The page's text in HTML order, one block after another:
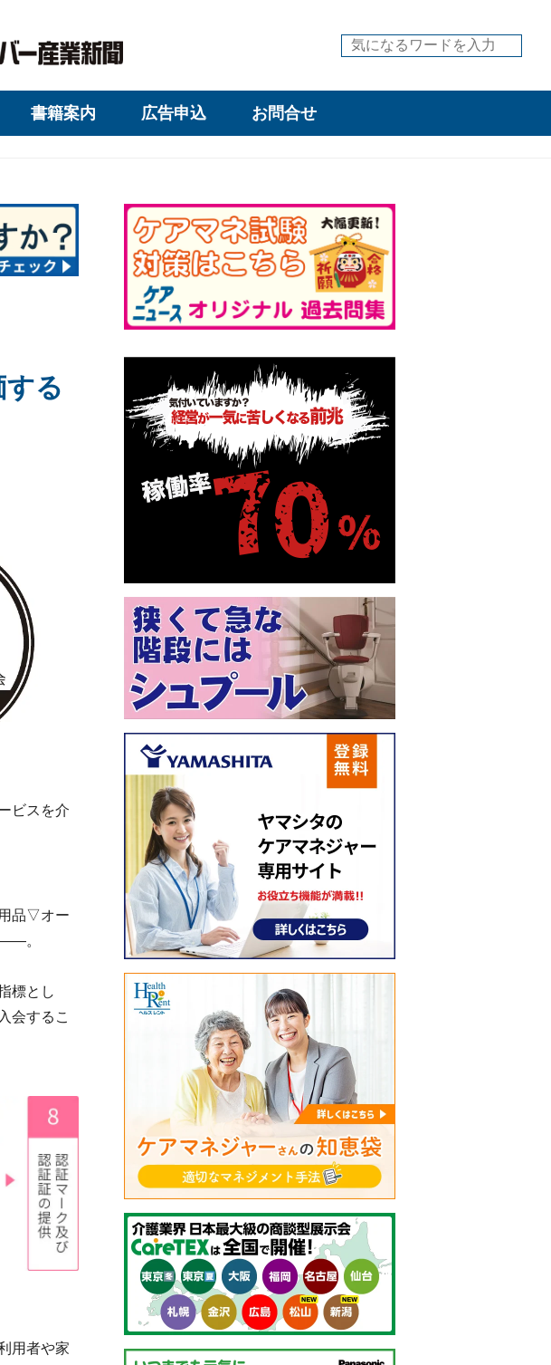
書籍案内 広告申込 お問合せ
る
ビスを介
品▽オー
。
標とし
会するこ
用者や家